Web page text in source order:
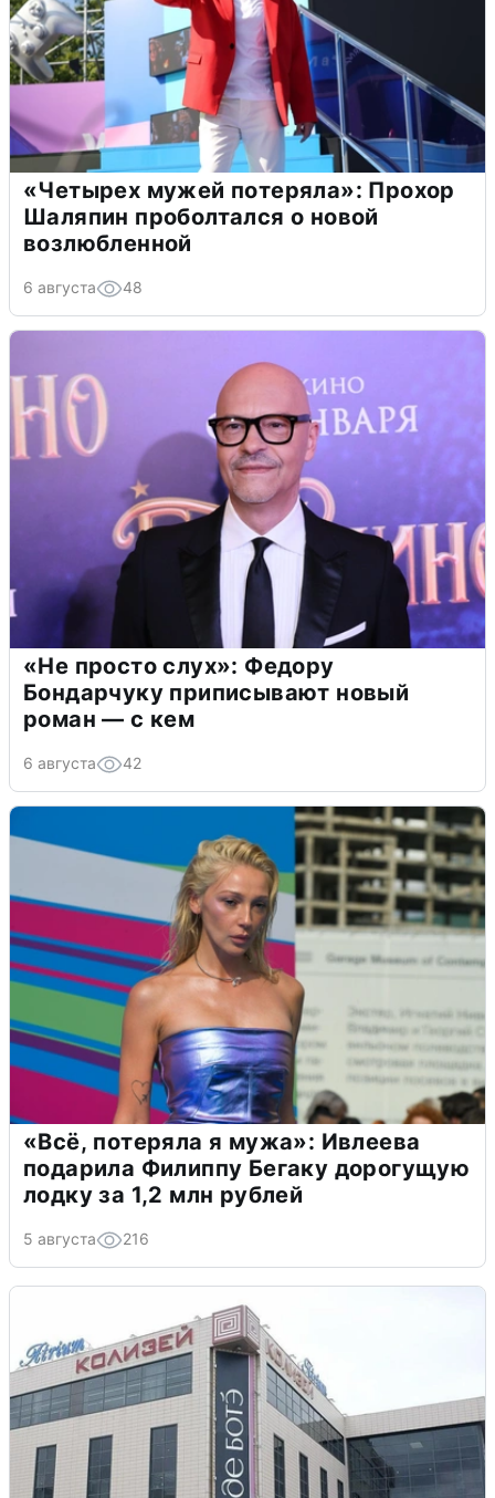
«Четырех мужей потеряла»: Прохор
Шаляпин проболтался о новой
возлюбленной
6 августа 48
«Не просто слух»: Федору
Бондарчуку приписывают новый
роман — с кем
6 августа 42
«Всё, потеряла я мужа»: Ивлеева
подарила Филиппу Бегаку дорогущую
лодку за 1,2 млн рублей
5 августа 216